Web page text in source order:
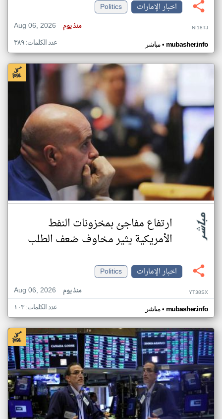
اخبار الإمارات
Politics
Aug 06, 2026
منذ يوم NI18TJ
مباشر• mubasher.info عدد الكلمات: ٣٨٩
ارتفاع مفاجئ بمخزونات النفط
الأمريكية يثير مخاوف ضعف الطلب
اخبار الإمارات
Politics
Aug 06, 2026
منذ يوم YT38SX
مباشر• mubasher.info عدد الكلمات: ١٠٣